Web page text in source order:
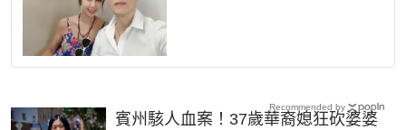
賓州駭人血案！37歲華裔媳狂砍婆婆
Recommended by